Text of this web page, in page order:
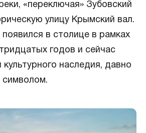
«переключая» Зубовский
улицу Крымский вал.
в столице в рамках
годов и сейчас
культурного наследия, давно
символом.